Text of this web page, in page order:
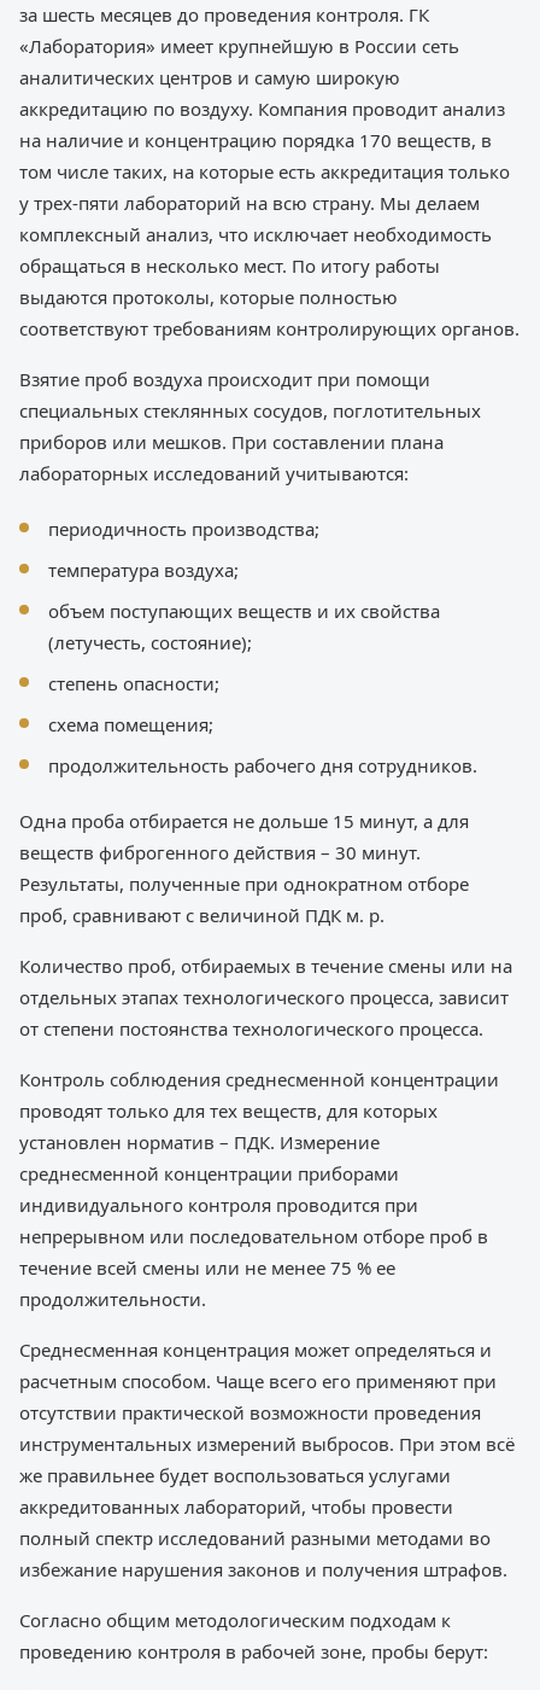
за шесть месяцев до проведения контроля. ГК
«Лаборатория» имеет крупнейшую в России сеть
аналитических центров и самую широкую
аккредитацию по воздуху. Компания проводит анализ
на наличие и концентрацию порядка 170 веществ, в
том числе таких, на которые есть аккредитация только
у трех-пяти лабораторий на всю страну. Мы делаем
комплексный анализ, что исключает необходимость
обращаться в несколько мест. По итогу работы
выдаются протоколы, которые полностью
соответствуют требованиям контролирующих органов.
Взятие проб воздуха происходит при помощи
специальных стеклянных сосудов, поглотительных
приборов или мешков. При составлении плана
лабораторных исследований учитываются:
периодичность производства;
температура воздуха;
объем поступающих веществ и их свойства
(летучесть, состояние);
степень опасности;
схема помещения;
продолжительность рабочего дня сотрудников.
Одна проба отбирается не дольше 15 минут, а для
веществ фиброгенного действия – 30 минут.
Результаты, полученные при однократном отборе
проб, сравнивают с величиной ПДК м. р.
Количество проб, отбираемых в течение смены или на
отдельных этапах технологического процесса, зависит
от степени постоянства технологического процесса.
Контроль соблюдения среднесменной концентрации
проводят только для тех веществ, для которых
установлен норматив – ПДК. Измерение
среднесменной концентрации приборами
индивидуального контроля проводится при
непрерывном или последовательном отборе проб в
течение всей смены или не менее 75 % ее
продолжительности.
Среднесменная концентрация может определяться и
расчетным способом. Чаще всего его применяют при
отсутствии практической возможности проведения
инструментальных измерений выбросов. При этом всё
же правильнее будет воспользоваться услугами
аккредитованных лабораторий, чтобы провести
полный спектр исследований разными методами во
избежание нарушения законов и получения штрафов.
Согласно общим методологическим подходам к
проведению контроля в рабочей зоне, пробы берут: